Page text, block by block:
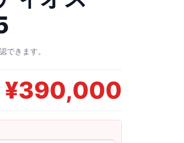
できます。
¥390,000